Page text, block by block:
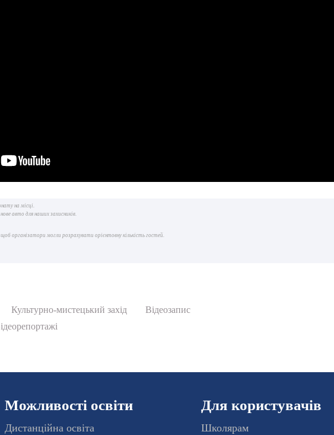
на місці.
авто для наших захисників.
організатори могли розрахувати орієнтовну кількість гостей.
Культурно-мистецький захід
Відеозапис
Можливості освіти
Дистанційна освіта
Для користувачів
Школярам